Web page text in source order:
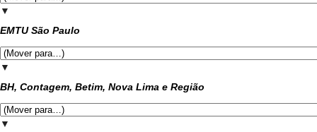
▼
EMTU São Paulo
▼
BH, Contagem, Betim, Nova Lima e Região
▼